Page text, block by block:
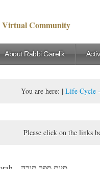
Virtual Community
About Rabbi Garelik
You are here: |
Please click on the links